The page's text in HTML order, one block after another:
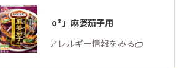
「Cook Do®」麻婆茄子用
商品・アレルギー情報をみる